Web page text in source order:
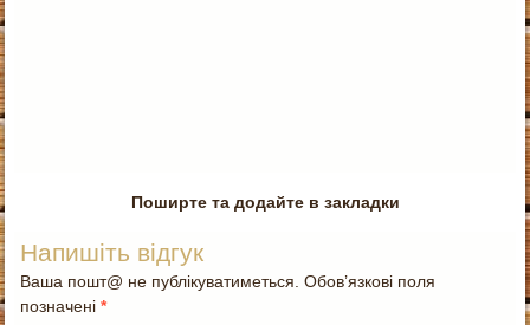
Поширте та додайте в закладки
Напишіть відгук
Ваша пошт@ не публікуватиметься. Обов’язкові поля
позначені*